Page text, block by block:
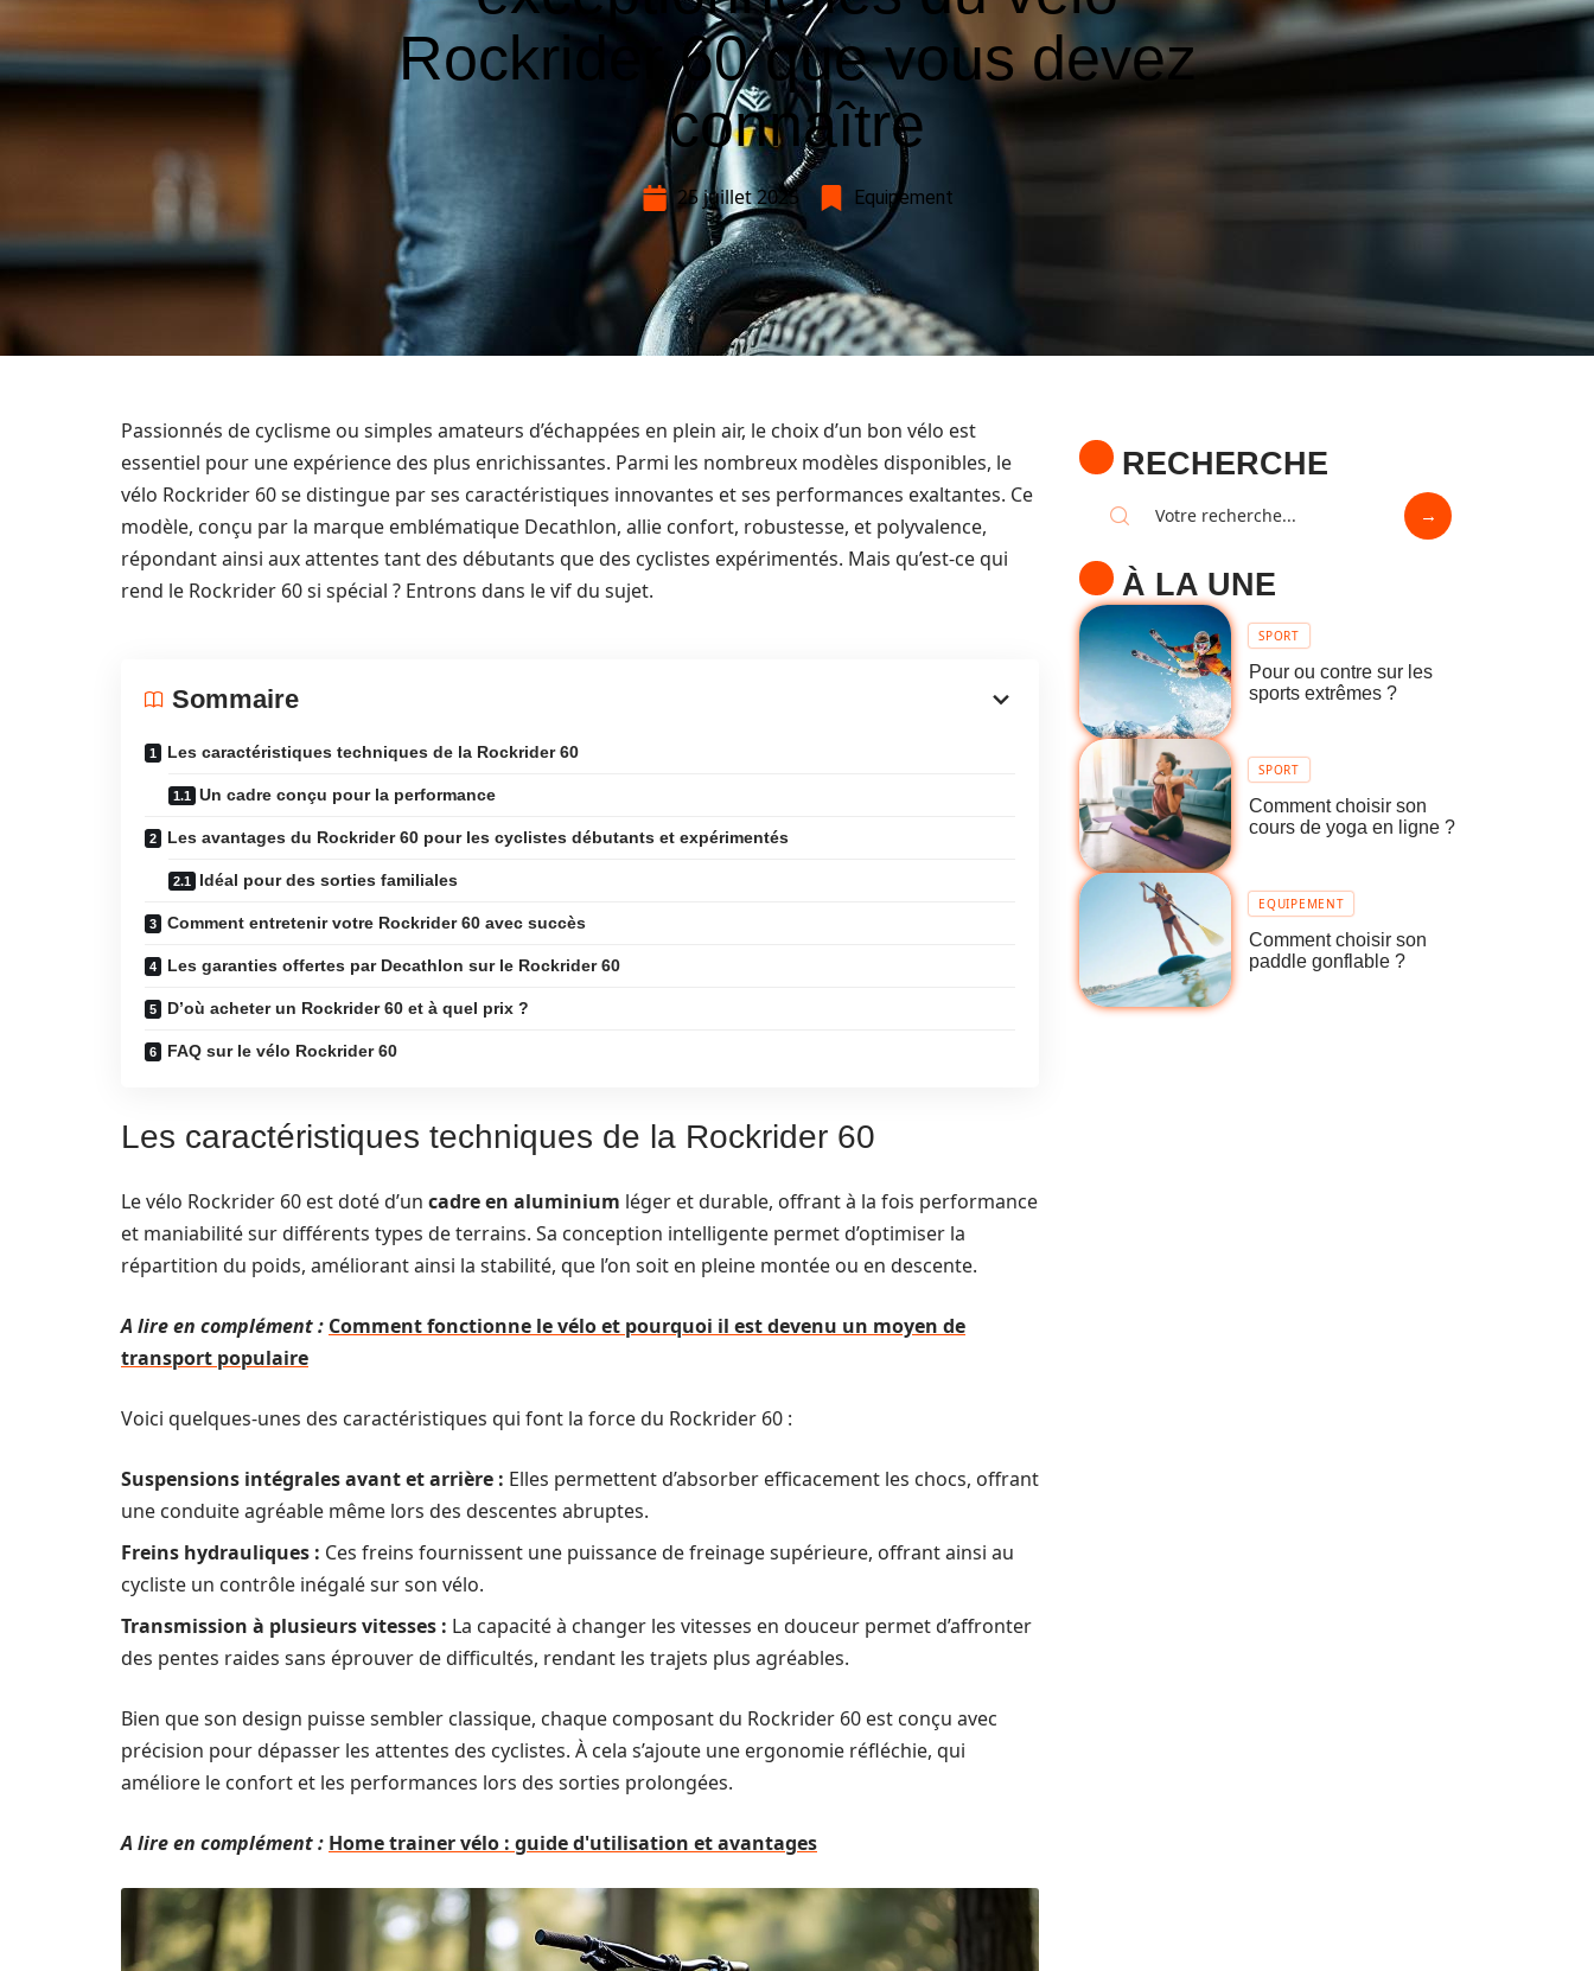
Rockrider 60 que vous devez
connaître
25 juillet 2025 Equipement
Passionnés de cyclisme ou simples amateurs d’échappées en plein air, le choix d’un bon vélo est
essentiel pour une expérience des plus enrichissantes. Parmi les nombreux modèles disponibles, le
vélo Rockrider 60 se distingue par ses caractéristiques innovantes et ses performances exaltantes. Ce
modèle, conçu par la marque emblématique Decathlon, allie confort, robustesse, et polyvalence,
répondant ainsi aux attentes tant des débutants que des cyclistes expérimentés. Mais qu’est-ce qui
rend le Rockrider 60 si spécial ? Entrons dans le vif du sujet.
Sommaire
Les caractéristiques techniques de la Rockrider 60
Un cadre conçu pour la performance
Les avantages du Rockrider 60 pour les cyclistes débutants et expérimentés
Idéal pour des sorties familiales
Comment entretenir votre Rockrider 60 avec succès
Les garanties offertes par Decathlon sur le Rockrider 60
D’où acheter un Rockrider 60 et à quel prix ?
FAQ sur le vélo Rockrider 60
Les caractéristiques techniques de la Rockrider 60
Le vélo Rockrider 60 est doté d’un cadre en aluminium léger et durable, offrant à la fois performance
et maniabilité sur différents types de terrains. Sa conception intelligente permet d’optimiser la
répartition du poids, améliorant ainsi la stabilité, que l’on soit en pleine montée ou en descente.
A lire en complément : Comment fonctionne le vélo et pourquoi il est devenu un moyen de
transport populaire
Voici quelques-unes des caractéristiques qui font la force du Rockrider 60 :
Suspensions intégrales avant et arrière : Elles permettent d’absorber efficacement les chocs, offrant
une conduite agréable même lors des descentes abruptes.
Freins hydrauliques : Ces freins fournissent une puissance de freinage supérieure, offrant ainsi au
cycliste un contrôle inégalé sur son vélo.
Transmission à plusieurs vitesses : La capacité à changer les vitesses en douceur permet d’affronter
des pentes raides sans éprouver de difficultés, rendant les trajets plus agréables.
Bien que son design puisse sembler classique, chaque composant du Rockrider 60 est conçu avec
précision pour dépasser les attentes des cyclistes. À cela s’ajoute une ergonomie réfléchie, qui
améliore le confort et les performances lors des sorties prolongées.
A lire en complément : Home trainer vélo : guide d'utilisation et avantages
RECHERCHE
À LA UNE
SPORT
Pour ou contre sur les
sports extrêmes ?
SPORT
Comment choisir son
cours de yoga en ligne ?
EQUIPEMENT
Comment choisir son
paddle gonflable ?